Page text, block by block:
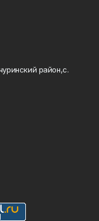
район,с.